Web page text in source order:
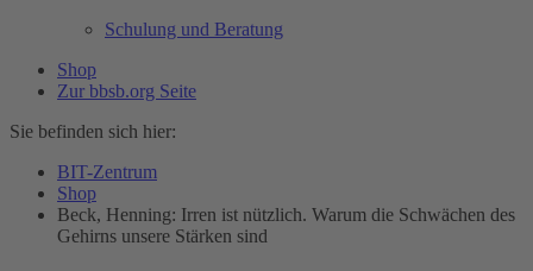
Schulung und Beratung
Shop
Zur bbsb.org Seite
Sie befinden sich hier:
BIT-Zentrum
Shop
Beck, Henning: Irren ist nützlich. Warum die Schwächen des
Gehirns unsere Stärken sind